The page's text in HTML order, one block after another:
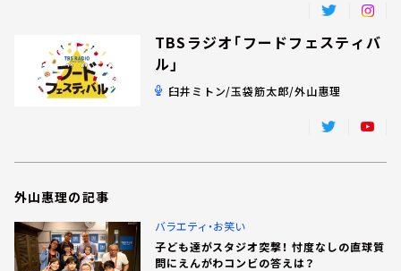
TBSラジオ「フードフェスティバ
ル」
臼井ミトン/玉袋筋太郎/外山惠理
外山惠理の記事
バラエティ・お笑い
子ども達がスタジオ突撃！ 忖度なしの直球質
問にえんがわコンビの答えは？